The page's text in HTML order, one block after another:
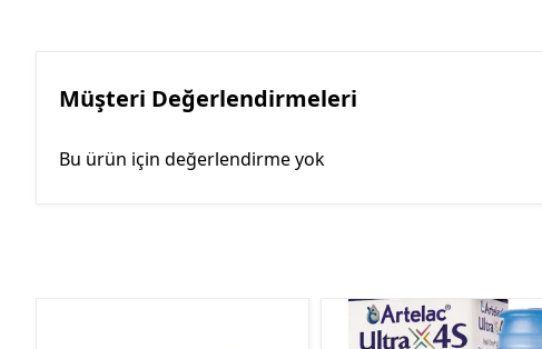
Müşteri Değerlendirmeleri
Bu ürün için değerlendirme yok